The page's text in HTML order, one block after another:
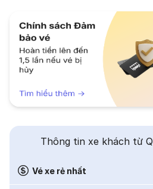
Thông tin xe khách từ
Vé xe rẻ nhất